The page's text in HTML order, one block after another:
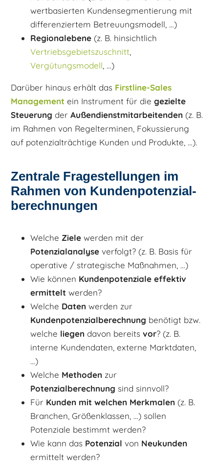
wertbasierten Kundensegmentierung mit
differenziertem Betreuungsmodell, …)
Regionalebene (z. B. hinsichtlich
Vertriebsgebietszuschnitt
Vergütungsmodell , …)
Darüber hinaus erhält das Firstline-Sales
Management ein Instrument für diegezielte
Steuerung derAußendienstmitarbeitenden (z. B.
im Rahmen von Regelterminen, Fokussierung
auf potenzialträchtige Kunden und Produkte, …).
Zentrale Fragestellungen im
Rahmen von Kundenpotenzial­
berechnungen
WelcheZiele werden mit der
Potenzialanalyseverfolgt? (z. B. Basis für
operative / strategische Maßnahmen, …)
Wie können Kundenpotenziale effektiv
ermittelt werden?
Welche Daten werden zur
Kundenpotenzialberechnung benötigt bzw.
welche liegen davon bereitsvor? (z. B.
interne Kundendaten, externe Marktdaten,
…)
Welche Methoden zur
Potenzialberechnung sind sinnvoll?
Für Kunden mit welchen Merkmalen (z. B.
Branchen, Größenklassen, …) sollen
Potenziale bestimmt werden?
Wie kann das Potenzial von Neukunden
ermittelt werden?